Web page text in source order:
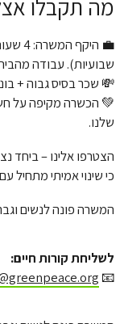
מה תקבלו
שבועיות). עבודה
💸 שכר בסיס גבוה +
💚 הכשרה מקיפה על
שלנו.
הצטרפו אלינו – ביחד
כי שינוי אמיתי מתחיל
המשרה פונה לנשים
לשליחת קורות חיים:
📧